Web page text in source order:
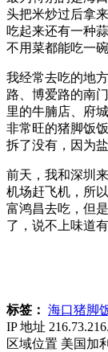
头把米炒过后拿
吃起来还有一种
不用菜都能吃一碗
我经常去吃的地
路、博爱路的南
里的牛腩店、府
非常旺的猪脚饭
拆了没有，因为
前天，我和深圳
机场赶飞机，所
富鸿昌去吃，但
了，说不上味道
标签： 海口猪脚
IP 地址
区域位置 美国加